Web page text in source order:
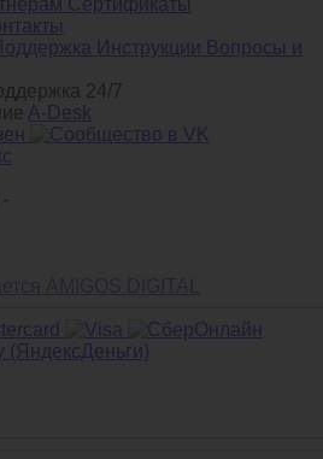
Сертификаты
Инструкции Вопросы и
24/7
A-Desk